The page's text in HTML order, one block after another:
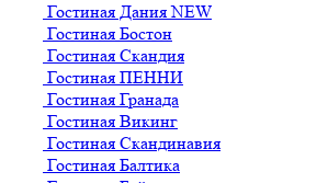
Гостиная Дания NEW
Гостиная Бостон
Гостиная Скандия
Гостиная ПЕННИ
Гостиная Гранада
Гостиная Викинг
Гостиная Скандинавия
Гостиная Балтика